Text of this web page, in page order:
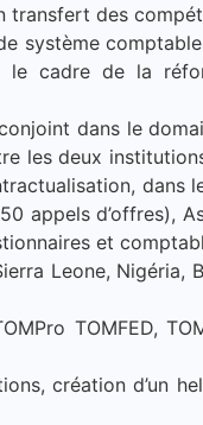
transfert des
système
le cadre de la
dans le
les deux
dans
appels d’offres),
et
Leone, Nigéria,
TOMFED,
création d’un